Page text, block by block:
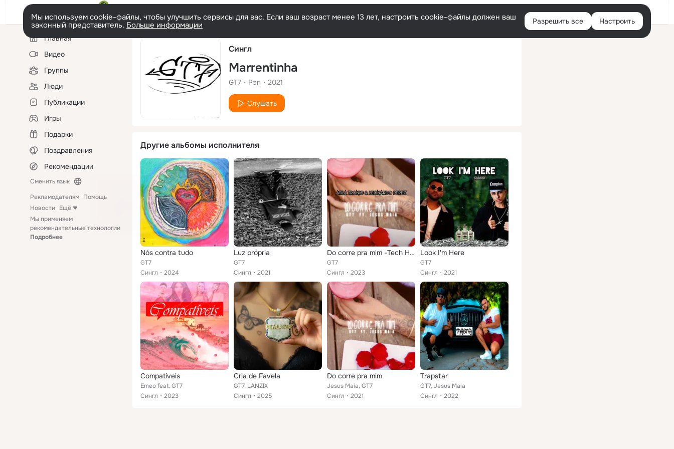
Русский Войти
Мы используем cookie-файлы, чтобы улучшить сервисы для вас. Если ваш возраст менее 13 лет, настроить cookie-файлы должен ваш
законный представитель. Больше информации Разрешить все Настроить
Левая
колонкаГлавная
Видео
Группы
Люди
Публикации
Игры
Подарки
Поздравления
Рекомендации
Сменить язык
Рекламодателям Помощь
Новости Ещё
Мы применяем
рекомендательные технологии
Подробнее
Сингл
Marrentinha
GT7 Рэп 2021
Слушать
Другие альбомы исполнителя
Nós contra tudo
GT7
Сингл
2024
Luz própria
GT7
Сингл
2021
Do corre pra mim -Tech House
GT7
Сингл
2023
Look I'm Here
GT7
Сингл
2021
Compatíveis
Emeo feat. GT7
Сингл
2023
Cria de Favela
GT7, LANZIX
Сингл
2025
Do corre pra mim
Jesus Maia, GT7
Сингл
2021
Trapstar
GT7, Jesus Maia
Сингл
2022